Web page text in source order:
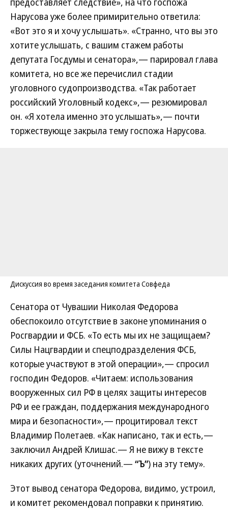
Нарусова уже более примирительно ответила:
«Вот это я и хочу услышать». «Странно, что вы это
хотите услышать, с вашим стажем работы
депутата Госдумы и сенатора»,— парировал глава
комитета, но все же перечислил стадии
уголовного судопроизводства. «Так работает
российский Уголовный кодекс»,— резюмировал
он. «Я хотела именно это услышать»,— почти
торжествующе закрыла тему госпожа Нарусова.
Дискуссия во время заседания комитета Совфеда
Сенатора от Чувашии Николая Федорова
обеспокоило отсутствие в законе упоминания о
Росгвардии и ФСБ. «То есть мы их не защищаем?
Силы Нацгвардии и спецподразделения ФСБ,
которые участвуют в этой операции»,— спросил
господин Федоров. «Читаем: использования
вооруженных сил РФ в целях защиты интересов
РФ и ее граждан, поддержания международного
мира и безопасности»,— процитировал текст
Владимир Полетаев. «Как написано, так и есть,—
заключил Андрей Клишас.— Я не вижу в тексте
никаких других (уточнений.— “Ъ”) на эту тему».
Этот вывод сенатора Федорова, видимо, устроил,
и комитет рекомендовал поправки к принятию.